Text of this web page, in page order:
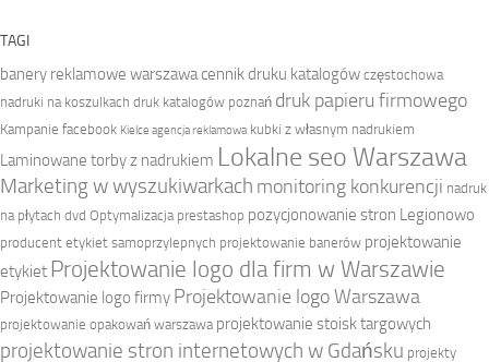
TAGI
banery reklamowe warszawacennik druku katalogów częstochowa
nadruki na koszulkach druk katalogów poznań druk papieru firmowego
Kampanie facebook Kielce agencja reklamowa kubki z własnym nadrukiem
Laminowane torby z nadrukiem Lokalne seo Warszawa
Marketing w wyszukiwarkach monitoring konkurencji nadruk
na płytach dvd Optymalizacja prestashop pozycjonowanie stron Legionowo
producent etykiet samoprzylepnych projektowanie banerów projektowanie
etykiet Projektowanie logo dla firm w Warszawie
Projektowanie logo firmy Projektowanie logo Warszawa
projektowanie opakowań warszawa projektowanie stoisk targowych
projektowanie stron internetowych w Gdańsku projekty